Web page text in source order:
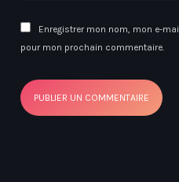
Enregistrer mon nom, mon e-
pour mon prochain commentaire.